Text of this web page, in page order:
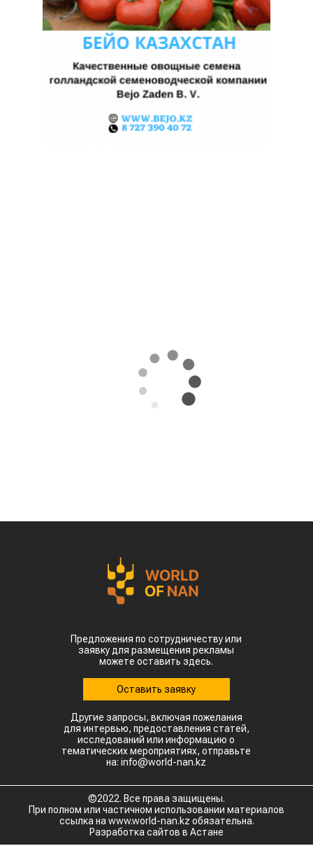
Предложения по сотрудничеству или
заявку для размещения рекламы
можете оставить здесь.
Оставить заявку
Другие запросы, включая пожелания
для интервью, предоставления статей,
исследований или информацию о
тематических мероприятиях, отправьте
на: info@world-nan.kz
©2022. Все права защищены.
При полном или частичном использовании материалов
ссылка на www.world-nan.kz обязательна.
Разработка сайтов в Астане